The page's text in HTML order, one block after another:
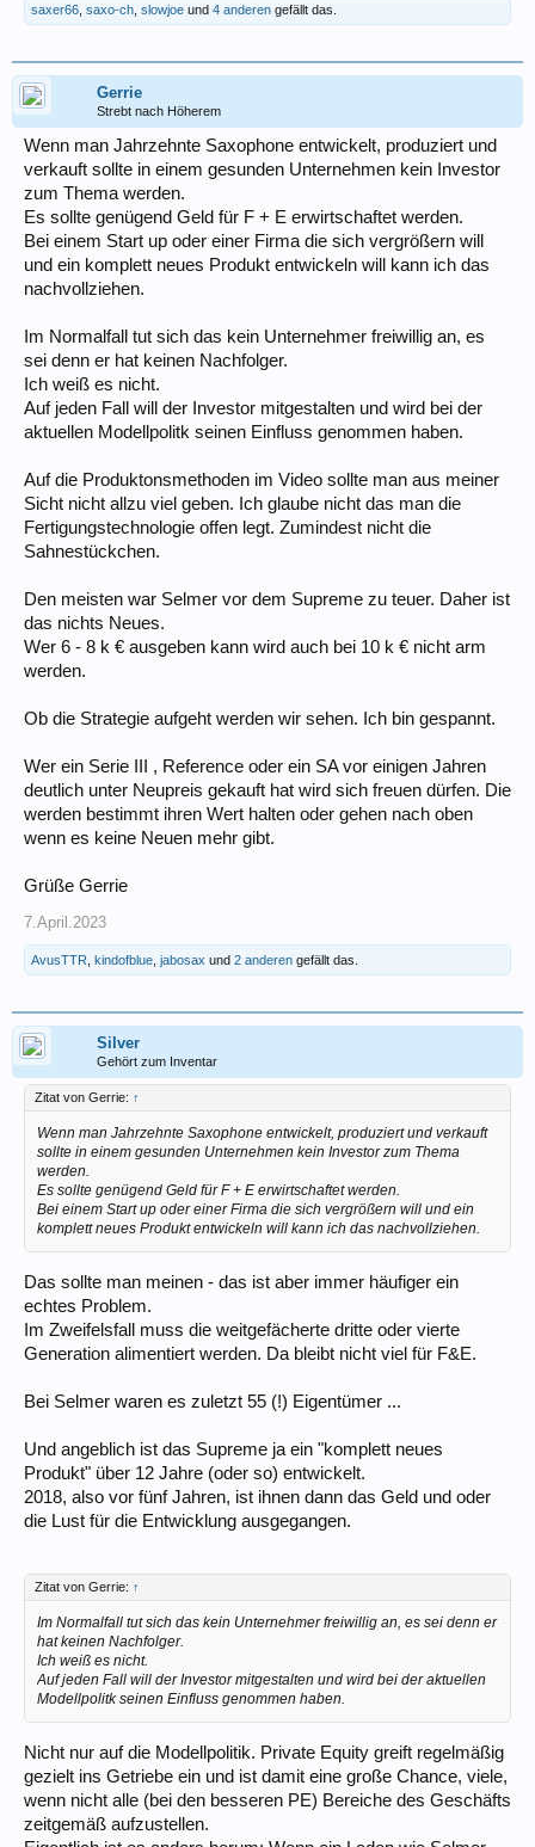
saxer66 saxo-ch slowjoe und 4 anderen gefällt das.
Gerrie
Strebt nach Höherem
Wenn man Jahrzehnte Saxophone entwickelt, produziert und
verkauft sollte in einem gesunden Unternehmen kein Investor
zum Thema werden.
Es sollte genügend Geld für F + E erwirtschaftet werden.
Bei einem Start up oder einer Firma die sich vergrößern will
und ein komplett neues Produkt entwickeln will kann ich das
nachvollziehen.
Im Normalfall tut sich das kein Unternehmer freiwillig an, es
sei denn er hat keinen Nachfolger.
Ich weiß es nicht.
Auf jeden Fall will der Investor mitgestalten und wird bei der
aktuellen Modellpolitk seinen Einfluss genommen haben.
Auf die Produktonsmethoden im Video sollte man aus meiner
Sicht nicht allzu viel geben. Ich glaube nicht das man die
Fertigungstechnologie offen legt. Zumindest nicht die
Sahnestückchen.
Den meisten war Selmer vor dem Supreme zu teuer. Daher ist
das nichts Neues.
Wer 6 - 8 k € ausgeben kann wird auch bei 10 k € nicht arm
werden.
Ob die Strategie aufgeht werden wir sehen. Ich bin gespannt.
Wer ein Serie III , Reference oder ein SA vor einigen Jahren
deutlich unter Neupreis gekauft hat wird sich freuen dürfen. Die
werden bestimmt ihren Wert halten oder gehen nach oben
wenn es keine Neuen mehr gibt.
Grüße Gerrie
7.April.2023
AvusTTR kindofblue jabosax und 2 anderen gefällt das.
Silver
Gehört zum Inventar
Zitat von Gerrie: ↑
Wenn man Jahrzehnte Saxophone entwickelt, produziert und verkauft
sollte in einem gesunden Unternehmen kein Investor zum Thema
werden.
Es sollte genügend Geld für F + E erwirtschaftet werden.
Bei einem Start up oder einer Firma die sich vergrößern will und ein
komplett neues Produkt entwickeln will kann ich das nachvollziehen.
Das sollte man meinen - das ist aber immer häufiger ein
echtes Problem.
Im Zweifelsfall muss die weitgefächerte dritte oder vierte
Generation alimentiert werden. Da bleibt nicht viel für F&E.
Bei Selmer waren es zuletzt 55 (!) Eigentümer ...
Und angeblich ist das Supreme ja ein "komplett neues
Produkt" über 12 Jahre (oder so) entwickelt.
2018, also vor fünf Jahren, ist ihnen dann das Geld und oder
die Lust für die Entwicklung ausgegangen.
Zitat von Gerrie: ↑
Im Normalfall tut sich das kein Unternehmer freiwillig an, es sei denn er
hat keinen Nachfolger.
Ich weiß es nicht.
Auf jeden Fall will der Investor mitgestalten und wird bei der aktuellen
Modellpolitk seinen Einfluss genommen haben.
Nicht nur auf die Modellpolitik. Private Equity greift regelmäßig
gezielt ins Getriebe ein und ist damit eine große Chance, viele,
wenn nicht alle (bei den besseren PE) Bereiche des Geschäfts
zeitgemäß aufzustellen.